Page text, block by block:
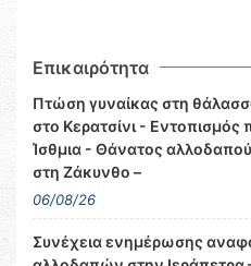
Επικαιρότητα
Πτώση γυναίκας στη
στο Κερατσίνι - Εντοπισμός
Ίσθμια - Θάνατος
στη Ζάκυνθο –
06/08/26
Συνέχεια ενημέρωσης